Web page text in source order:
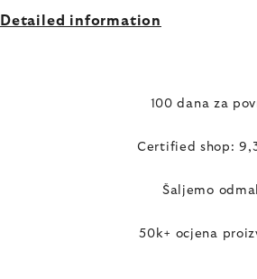
Detailed information
100 dana za
Certified shop:
Šaljemo
50k+ ocjena